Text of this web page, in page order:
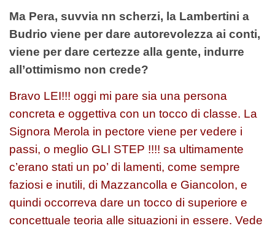
Ma Pera, suvvia nn scherzi, la Lambertini a
Budrio viene per dare autorevolezza ai conti,
viene per dare certezze alla gente, indurre
all’ottimismo non crede?
Bravo LEI!!! oggi mi pare sia una persona
concreta e oggettiva con un tocco di classe. La
Signora Merola in pectore viene per vedere i
passi, o meglio GLI STEP !!!! sa ultimamente
c’erano stati un po’ di lamenti, come sempre
faziosi e inutili, di Mazzancolla e Giancolon, e
quindi occorreva dare un tocco di superiore e
concettuale teoria alle situazioni in essere. Vede